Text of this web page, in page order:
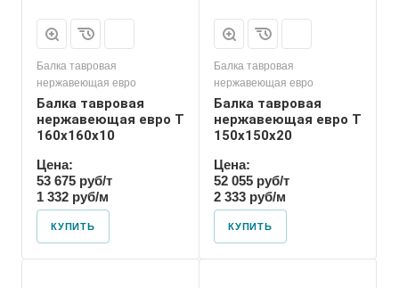
Балка тавровая
нержавеющая евро
Балка тавровая
нержавеющая евро T
160х160х10
Цена:
53 675 руб/т
1 332 руб/м
КУПИТЬ
Балка тавровая
нержавеющая евро
Балка тавровая
нержавеющая евро T
150х150х20
Цена:
52 055 руб/т
2 333 руб/м
КУПИТЬ